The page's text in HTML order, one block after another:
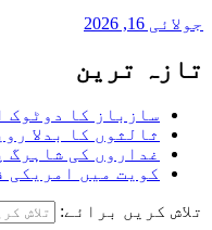
جولائی 16, 2026
تازہ ترین
سازباز کا دوٹوک
ثالثوں کا بدلا
غداروں کی شاہرگ
کویت میں امریکی
تلاش کریں برائے: